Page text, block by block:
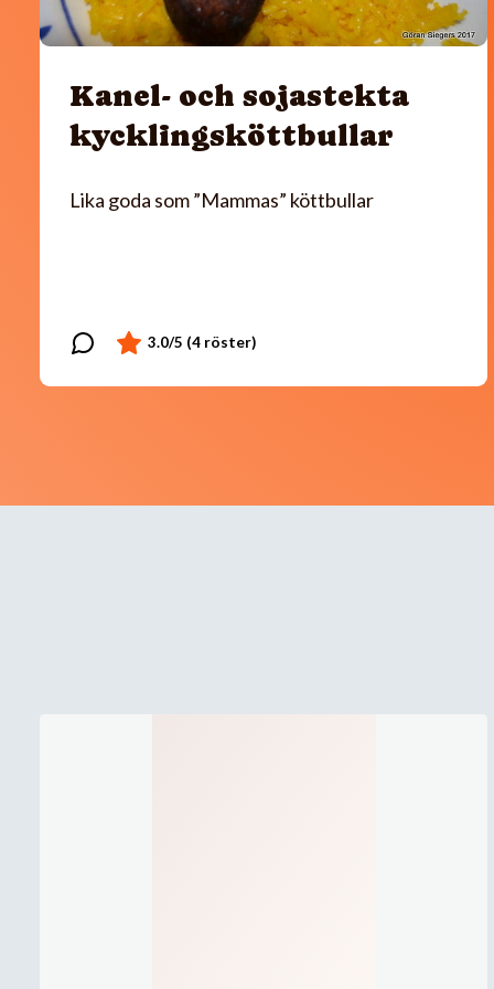
Kanel- och sojastekta
kycklingsköttbullar
Lika goda som ”Mammas” köttbullar